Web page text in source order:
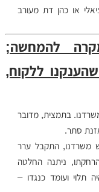
או כהן דת מעורב
להמחשה;
ללקוח,
בתמצית, מדובר
סתר.
משרדנו, התקבל ערר
ניתנה החלטה
תלוי ועומד כנגדו –